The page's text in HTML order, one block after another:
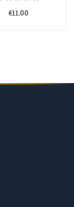
€11.00